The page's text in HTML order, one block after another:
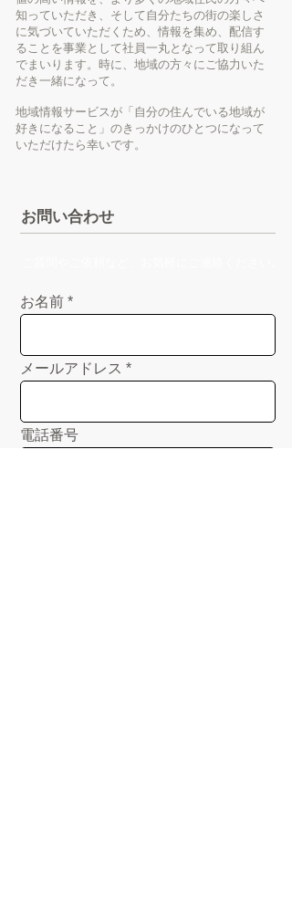
知っていただき、そして自分たちの街の楽しさ
に気づいていただくため、情報を集め、配信す
ることを事業として社員一丸となって取り組ん
でまいります。時に、地域の方々にご協力いた
だき一緒になって。
地域情報サービスが「自分の住んでいる地域が
好きになること」のきっかけのひとつになって
いただけたら幸いです。
お問い合わせ
お名前
メールアドレス
電話番号